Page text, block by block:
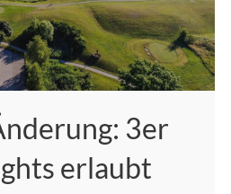
3er
erlaubt